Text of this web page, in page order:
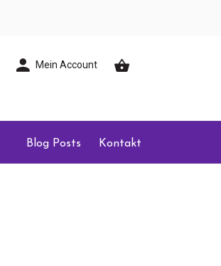
Mein Account
Blog Posts Kontakt